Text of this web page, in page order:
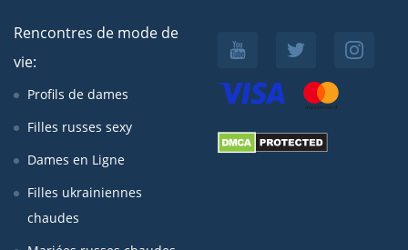
Rencontres de mode de
vie:
Profils de dames
Filles russes sexy
Dames en Ligne
Filles ukrainiennes
chaudes